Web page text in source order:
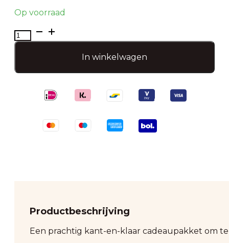
Op voorraad
Boekcadeaubox
-
In winkelwagen
Productbeschrijving
Een prachtig kant-en-klaar cadeaupakket om